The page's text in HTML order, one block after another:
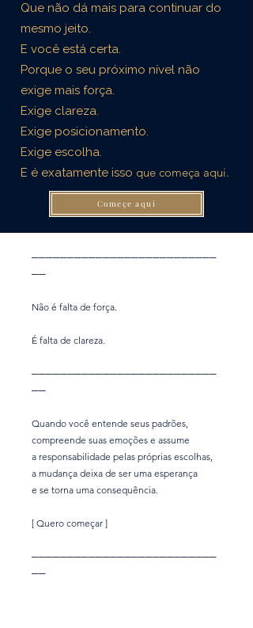
Que não dá mais para continuar do
mesmo jeito.
E você está certa.
Porque o seu próximo nível não
exige mais força.
Exige clareza.
Exige posicionamento.
Exige escolha.
E é exatamente isso que começa aqui.
Começe aqui
──────────────────────────
──
Não é falta de força.
É falta de clareza.
──────────────────────────
──
Quando você entende seus padrões,
compreende suas emoções e assume
a responsabilidade pelas próprias escolhas,
a mudança deixa de ser uma esperança
e se torna uma consequência.
[ Quero começar ]
──────────────────────────
──